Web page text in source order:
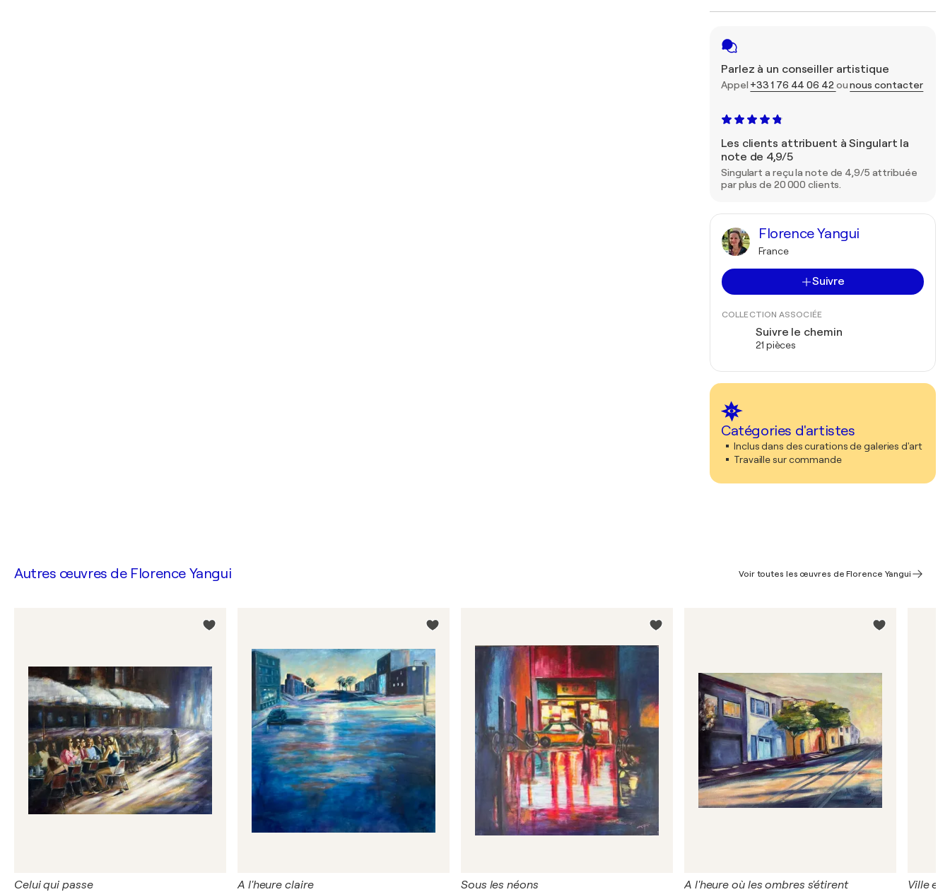
Parlez à un conseiller artistique
Appel +33 1 76 44 06 42 ounous contacter
Les clients attribuent à Singulart la
note de 4,9/5
Singulart a reçu la note de 4,9/5 attribuée
par plus de 20 000 clients.
Florence Yangui
France
Suivre
COLLECTION ASSOCIÉE
Suivre le chemin
21 pièces
Catégories d'artistes
Inclus dans des curations de galeries d'art
Travaille sur commande
Autres œuvres de Florence Yangui Voir toutes les œuvres de Florence Yangui
Celui qui passe A l'heure claire Sous les néons A l'heure où les ombres s'étirent Ville